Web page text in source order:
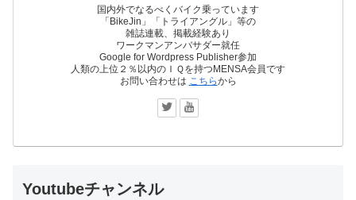
国内外でなるべくバイク乗っています
「BikeJin」「トライアングル」等の
雑誌連載、掲載経験あり
ワークマンアンバサダー就任
Google for Wordpress Publisher参加
人類の上位２％以内のＩＱを持つMENSA会員です
お問い合わせは こちらから
Youtubeチャンネル